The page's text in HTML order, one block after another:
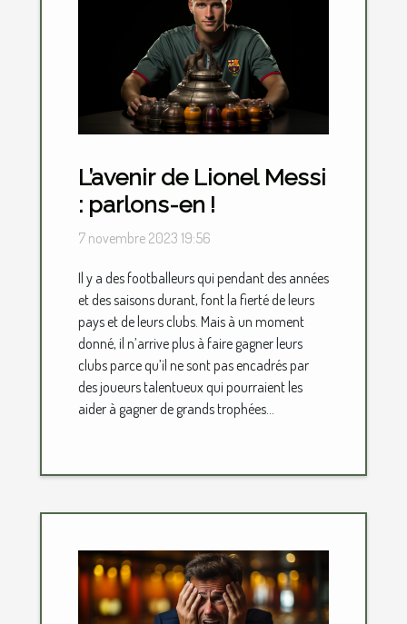
L’avenir de Lionel Messi
: parlons-en !
7 novembre 2023 19:56
Il y a des footballeurs qui pendant des années
et des saisons durant, font la fierté de leurs
pays et de leurs clubs. Mais à un moment
donné, il n’arrive plus à faire gagner leurs
clubs parce qu’il ne sont pas encadrés par
des joueurs talentueux qui pourraient les
aider à gagner de grands trophées...